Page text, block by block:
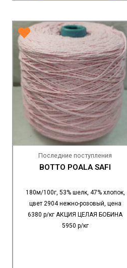
Последние поступления
BOTTO POALA SAFI
180м/100г, 53% шелк, 47% хлопок,
цвет 2904 нежно-розовый, цена
6380 р/кг АКЦИЯ ЦЕЛАЯ БОБИНА
5950 р/кг